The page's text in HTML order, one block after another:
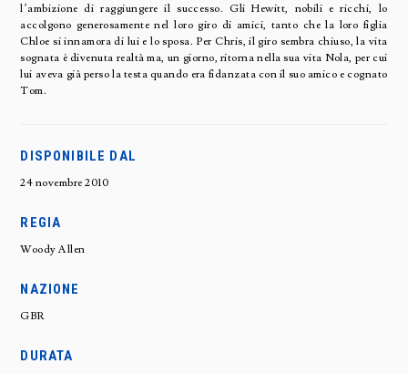
l’ambizione di raggiungere il successo. Gli Hewitt, nobili e ricchi, lo
accolgono generosamente nel loro giro di amici, tanto che la loro figlia
Chloe si innamora di lui e lo sposa. Per Chris, il giro sembra chiuso, la vita
sognata è divenuta realtà ma, un giorno, ritorna nella sua vita Nola, per cui
lui aveva già perso la testa quando era fidanzata con il suo amico e cognato
Tom.
DISPONIBILE DAL
24 novembre 2010
REGIA
Woody Allen
NAZIONE
GBR
DURATA